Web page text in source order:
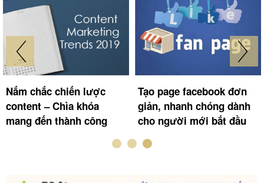
Nắm chắc chiến lược
content – Chìa khóa
mang đến thành công
Tạo page facebook đơn
giản, nhanh chóng dành
cho người mới bắt đầu